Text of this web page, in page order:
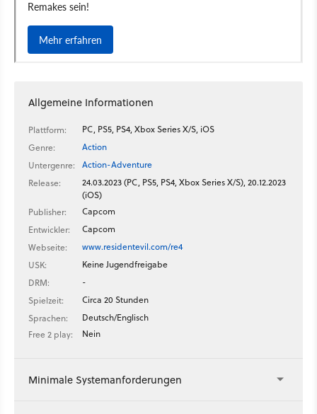
Allgemeine Informationen
Plattform:
PC, PS5, PS4, Xbox Series X/S, iOS
Genre:
Action
Untergenre:
Action-Adventure
Release:
24.03.2023 (PC, PS5, PS4, Xbox Series X/S), 20.12.2023
(iOS)
Publisher:
Capcom
Entwickler:
Capcom
Webseite:
www.residentevil.com/re4
USK:
Keine Jugendfreigabe
DRM:
-
Spielzeit:
Circa 20 Stunden
Sprachen:
Deutsch/Englisch
Free 2 play:
Nein
Minimale Systemanforderungen